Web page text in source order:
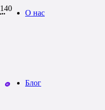
О нас
Блог